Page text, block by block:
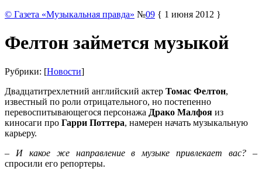
© Газета «Музыкальная правда» №09 { 1 июня 2012 }
Фелтон займется музыкой
Рубрики: [Новости]
Двадцатитрехлетний английский актер Томас Фелтон,
известный по роли отрицательного, но постепенно
перевоспитывающегося персонажа Драко Малфоя из
киносаги про Гарри Поттера, намерен начать музыкальную
карьеру.
– И какое же направление в музыке привлекает вас?–
спросили его репортеры.